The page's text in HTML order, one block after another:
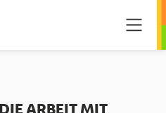
ARBEIT MIT